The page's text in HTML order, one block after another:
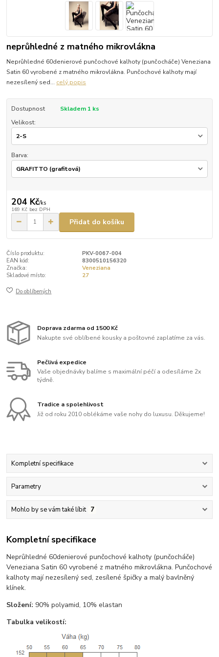
neprůhledné z matného mikrovlákna
Neprůhledné 60denierové punčochové kalhoty (punčocháče) Veneziana
Satin 60 vyrobené z matného mikrovlákna. Punčochové kalhoty mají
nezesílený sed... celý popis
Dostupnost
Skladem 1 ks
Velikost:
Barva:
204 Kč/ks
169 Kč bez DPH
Přidat do košíku
Číslo produktu:
PKV-0067-004
EAN kód:
8300510156320
Značka:
Veneziana
Skladové místo:
27
Do oblíbených
Doprava zdarma od 1500 Kč
Nakupte své oblíbené kousky a poštovné zaplatíme za vás.
Pečlivá expedice
Vaše objednávky balíme s maximální péčí a odesíláme 2x
týdně.
Tradice a spolehlivost
Již od roku 2010 oblékáme vaše nohy do luxusu. Děkujeme!
Kompletní specifikace
Parametry
Mohlo by se vám také líbit 7
Kompletní specifikace
Neprůhledné 60denierové punčochové kalhoty (punčocháče)
Veneziana Satin 60 vyrobené z matného mikrovlákna. Punčochové
kalhoty mají nezesílený sed, zesílené špičky a malý bavlněný
klínek.
Složení: 90% polyamid, 10% elastan
Tabulka velikostí: